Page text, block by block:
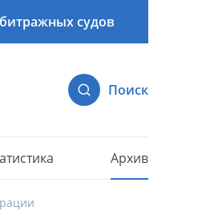
судов
Поиск
Архив